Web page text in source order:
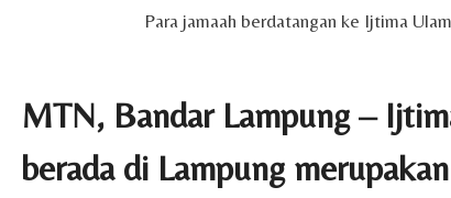
Para jamaah berdatangan ke Ijtima
MTN, Bandar Lampung –
berada di Lampung